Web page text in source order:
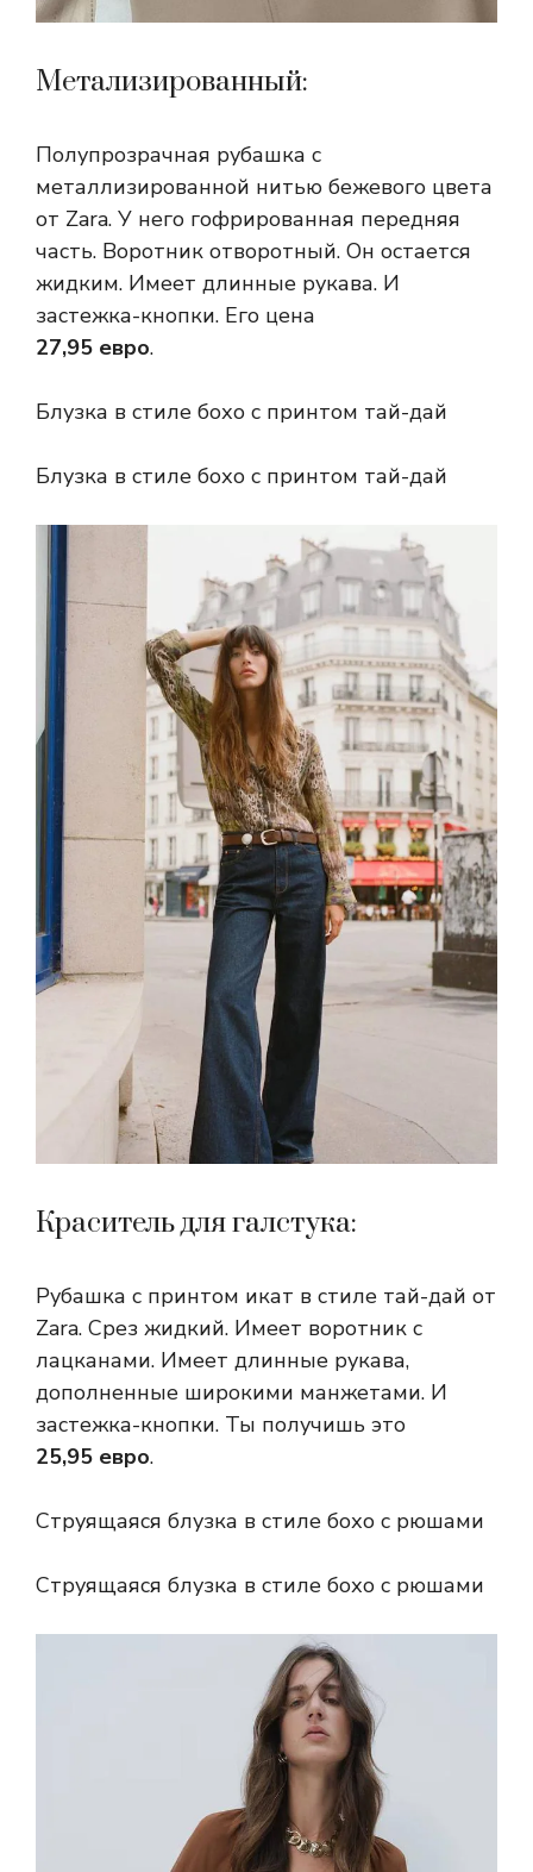
Метализированный:
Полупрозрачная рубашка с
металлизированной нитью бежевого цвета
от Zara. У него гофрированная передняя
часть. Воротник отворотный. Он остается
жидким. Имеет длинные рукава. И
застежка-кнопки. Его цена
27,95 евро.
Блузка в стиле бохо с принтом тай-дай
Блузка в стиле бохо с принтом тай-дай
Краситель для галстука:
Рубашка с принтом икат в стиле тай-дай от
Zara. Срез жидкий. Имеет воротник с
лацканами. Имеет длинные рукава,
дополненные широкими манжетами. И
застежка-кнопки. Ты получишь это
25,95 евро.
Струящаяся блузка в стиле бохо с рюшами
Струящаяся блузка в стиле бохо с рюшами